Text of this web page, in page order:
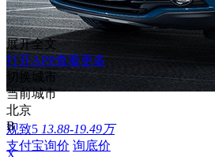
观致5 13.88-19.49万
支付宝询价 询底价
展开全文
打开APP查看更多
切换城市
当前城市
北京
B
X